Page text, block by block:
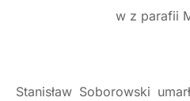
w z parafii
Stanisław Soborowski